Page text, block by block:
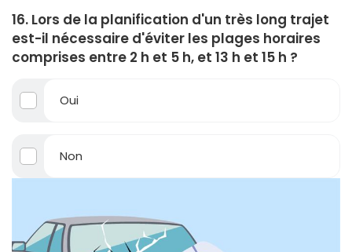
16. Lors de la planification d'un très long trajet
est-il nécessaire d'éviter les plages horaires
comprises entre 2 h et 5 h, et 13 h et 15 h ?
Oui
Non